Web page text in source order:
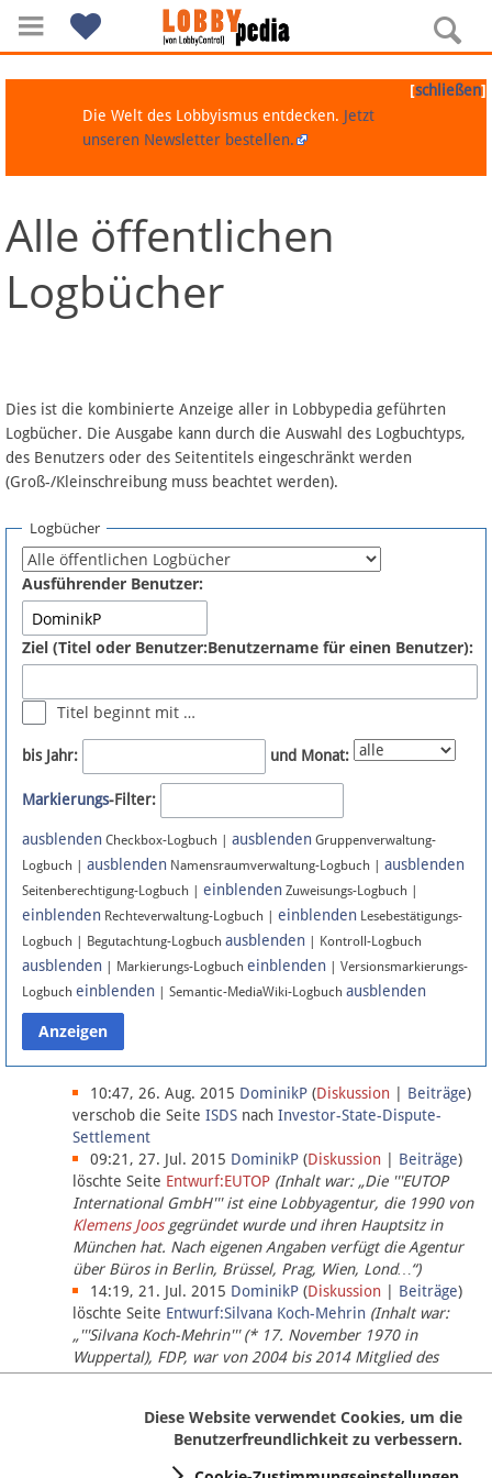
Navigation
Über Lobbypedia
Artikel nach Kategorien
FAQ
Fördermitglied werden
Fehler melden
Newsletter
Bluesky
Facebook
Instagram
Anmelden
Datenschutz
Über Lobbypedia
Impressum
[schließen]
Die Welt des Lobbyismus entdecken. Jetzt
unseren Newsletter bestellen.
Alle öffentlichen
Logbücher
Dies ist die kombinierte Anzeige aller in Lobbypedia geführten
Logbücher. Die Ausgabe kann durch die Auswahl des Logbuchtyps,
des Benutzers oder des Seitentitels eingeschränkt werden
(Groß-/Kleinschreibung muss beachtet werden).
Logbücher
Ausführender Benutzer:
Ziel (Titel oder Benutzer:Benutzername für einen Benutzer):
Titel beginnt mit …
bis Jahr: und Monat:
Markierungs-Filter:
ausblenden Checkbox-Logbuch | ausblenden Gruppenverwaltung-
Logbuch | ausblenden Namensraumverwaltung-Logbuch | ausblenden
Seitenberechtigung-Logbuch | einblenden Zuweisungs-Logbuch |
einblenden Rechteverwaltung-Logbuch | einblenden Lesebestätigungs-
Logbuch | Begutachtung-Logbuch ausblenden | Kontroll-Logbuch
ausblenden | Markierungs-Logbuch einblenden | Versionsmarkierungs-
Logbuch einblenden | Semantic-MediaWiki-Logbuch ausblenden
10:47, 26. Aug. 2015 DominikP (Diskussion Beiträge)
verschob die Seite ISDS nach Investor-State-Dispute-
Settlement
09:21, 27. Jul. 2015 DominikP (Diskussion Beiträge)
löschte Seite Entwurf:EUTOP (Inhalt war: „Die '''EUTOP
International GmbH''' ist eine Lobbyagentur, die 1990 von
Klemens Joosgegründet wurde und ihren Hauptsitz in
München hat. Nach eigenen Angaben verfügt die Agentur
über Büros in Berlin, Brüssel, Prag, Wien, Lond…“)
14:19, 21. Jul. 2015 DominikP (Diskussion Beiträge)
löschte Seite Entwurf:Silvana Koch-Mehrin (Inhalt war:
„'''Silvana Koch-Mehrin''' (* 17. November 1970 in
Wuppertal), FDP, war von 2004 bis 2014 Mitglied des
Europäischen Parlaments, seit November 2014 ist sie für
Diese Website verwendet Cookies, um die
Benutzerfreundlichkeit zu verbessern.